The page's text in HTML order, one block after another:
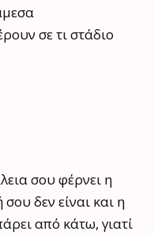
σε τι στάδιο
σου φέρνει η
δεν είναι και η
από κάτω, γιατί